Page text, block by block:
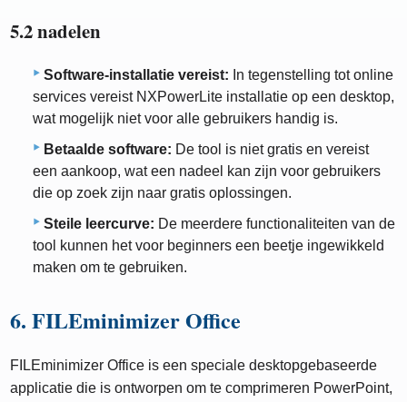
5.2 nadelen
Software-installatie vereist: In tegenstelling tot online
services vereist NXPowerLite installatie op een desktop,
wat mogelijk niet voor alle gebruikers handig is.
Betaalde software: De tool is niet gratis en vereist
een aankoop, wat een nadeel kan zijn voor gebruikers
die op zoek zijn naar gratis oplossingen.
Steile leercurve: De meerdere functionaliteiten van de
tool kunnen het voor beginners een beetje ingewikkeld
maken om te gebruiken.
6. FILEminimizer Office
FILEminimizer Office is een speciale desktopgebaseerde
applicatie die is ontworpen om te comprimeren PowerPoint,